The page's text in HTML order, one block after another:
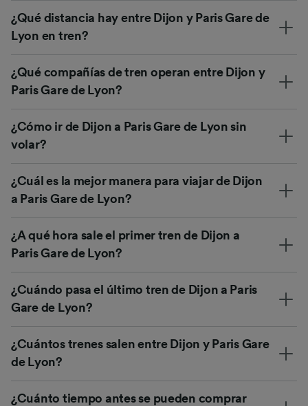
¿Qué distancia hay entre Dijon y Paris Gare de
Lyon en tren?
¿Qué compañías de tren operan entre Dijon y
Paris Gare de Lyon?
¿Cómo ir de Dijon a Paris Gare de Lyon sin
volar?
¿Cuál es la mejor manera para viajar de Dijon
a Paris Gare de Lyon?
¿A qué hora sale el primer tren de Dijon a
Paris Gare de Lyon?
¿Cuándo pasa el último tren de Dijon a Paris
Gare de Lyon?
¿Cuántos trenes salen entre Dijon y Paris Gare
de Lyon?
¿Cuánto tiempo antes se pueden comprar